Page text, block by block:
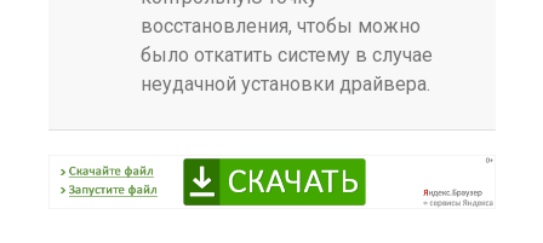
восстановления, чтобы можно
было откатить систему в случае
неудачной установки драйвера.